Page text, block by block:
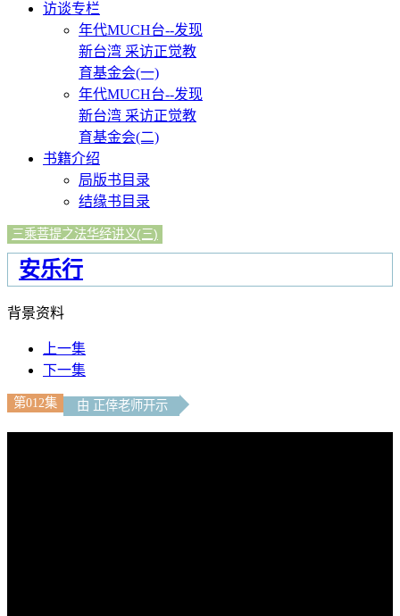
访谈专栏
年代MUCH台--发现
新台湾 采访正觉教
育基金会(一)
年代MUCH台--发现
新台湾 采访正觉教
育基金会(二)
书籍介绍
局版书目录
结缘书目录
三乘菩提之法华经讲义(三)
安乐行
背景资料
上一集
下一集
第012集 由 正倖老师开示